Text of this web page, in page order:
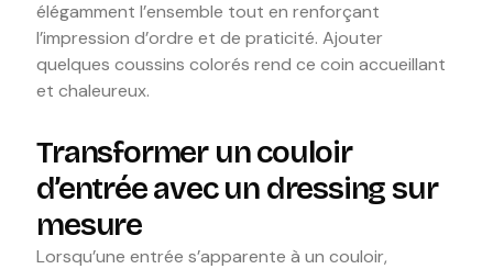
élégamment l’ensemble tout en renforçant
l’impression d’ordre et de praticité. Ajouter
quelques coussins colorés rend ce coin accueillant
et chaleureux.
Transformer un couloir
d’entrée avec un dressing sur
mesure
Lorsqu’une entrée s’apparente à un couloir,